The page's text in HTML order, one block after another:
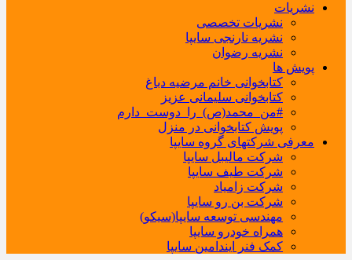
نشریات
نشریات تخصصی
نشریه نارنجی سایپا
نشریه رضوان
پویش ها
کتابخوانی خانم مرضیه دباغ
کتابخوانی سلیمانی عزیز
#من_محمد(ص)_را_دوست_دارم
پویش کتابخوانی در منزل
معرفی شرکتهای گروه سایپا
شرکت مالیبل سایپا
شرکت طیف سایپا
شرکت زامیاد
شرکت بن رو سایپا
مهندسی توسعه سایپا(سیکو)
همراه خودرو سایپا
کمک فنر ایندامین سایپا